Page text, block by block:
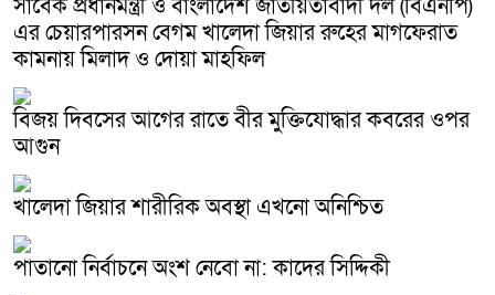
সাবেক প্রধানমন্ত্রী ও বাংলাদেশ জাতীয়তাবাদী দল (বিএনপি)
এর চেয়ারপারসন বেগম খালেদা জিয়ার রুহের মাগফেরাত
কামনায় মিলাদ ও দোয়া মাহফিল
বিজয় দিবসের আগের রাতে বীর মুক্তিযোদ্ধার কবরের ওপর
আগুন
খালেদা জিয়ার শারীরিক অবস্থা এখনো অনিশ্চিত
পাতানো নির্বাচনে অংশ নেবো না: কাদের সিদ্দিকী